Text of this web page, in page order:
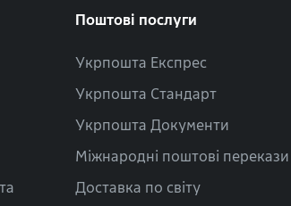
Поштові послуги
Укрпошта Експрес
Укрпошта Стандарт
Укрпошта Документи
Міжнародні поштові перекази
Доставка по світу